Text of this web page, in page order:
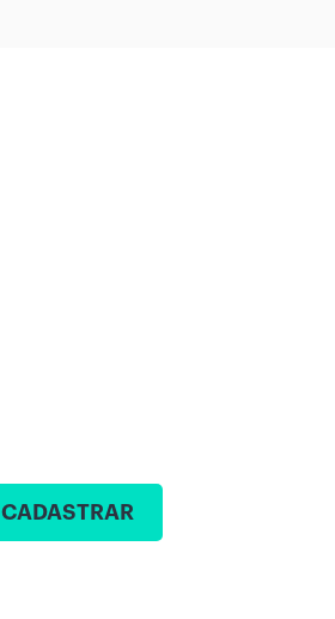
CADASTRAR